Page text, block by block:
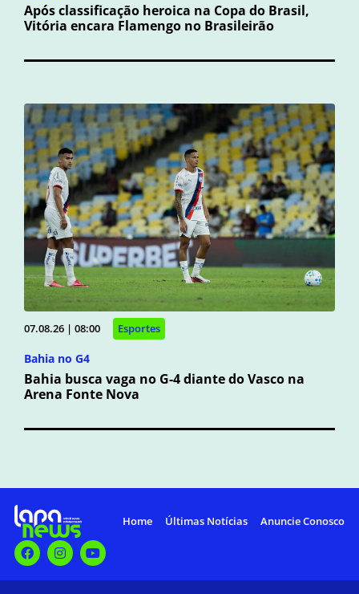
Após classificação heroica na Copa do Brasil,
Vitória encara Flamengo no Brasileirão
07.08.26 | 08:00 Esportes
Bahia no G4
Bahia busca vaga no G-4 diante do Vasco na
Arena Fonte Nova
Home Últimas Notícias Anuncie Conosco